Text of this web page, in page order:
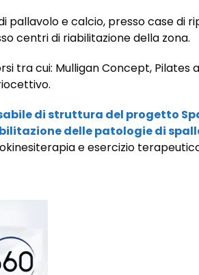
pallavolo e calcio, presso case di
centri di riabilitazione della zona.
tra cui: Mulligan Concept, Pilates
di struttura del progetto
delle patologie di
e esercizio